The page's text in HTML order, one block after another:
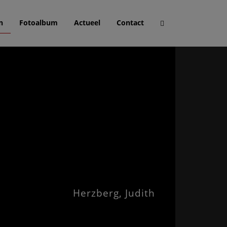
Fotoalbum Actueel Contact
Herzberg, Judith